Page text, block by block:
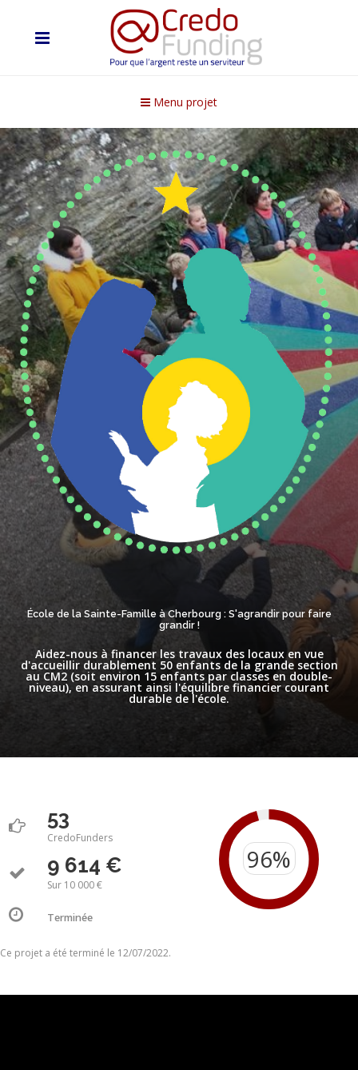
Menu projet
École de la Sainte-Famille à Cherbourg : S'agrandir pour faire
grandir !
Aidez-nous à financer les travaux des locaux en vue
d'accueillir durablement 50 enfants de la grande section
au CM2 (soit environ 15 enfants par classes en double-
niveau), en assurant ainsi l'équilibre financier courant
durable de l'école.
53
CredoFunders
9 614 €
Sur 10 000 €
Terminée
Ce projet a été terminé le 12/07/2022.